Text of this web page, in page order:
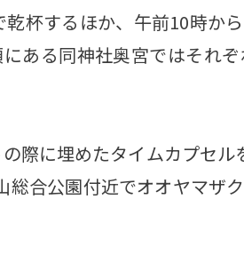
杯するほか、午前10時か
ある同神社奥宮ではそれ
際に埋めたタイムカプセル
合公園付近でオオヤマザ